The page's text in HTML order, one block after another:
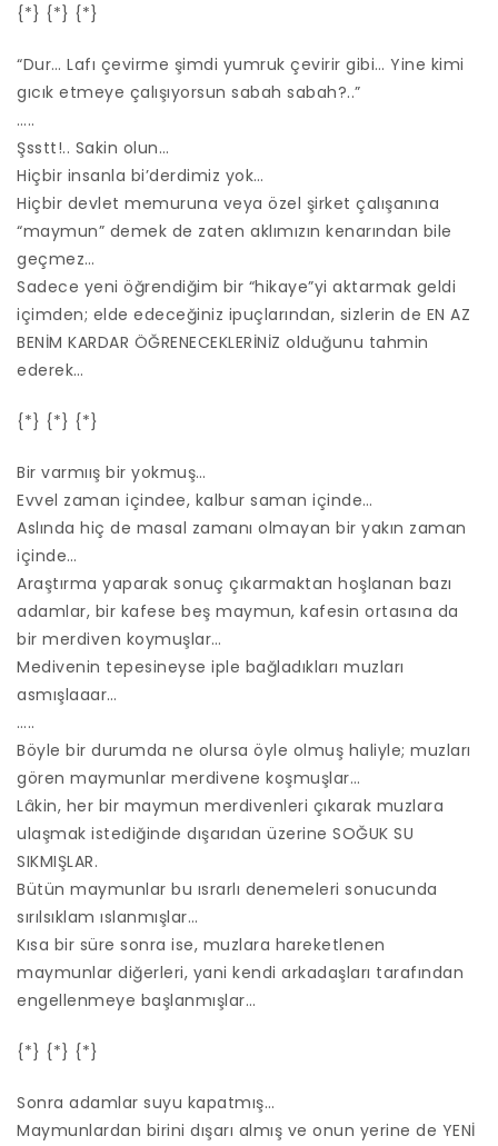
{*} {*} {*}
“Dur… Lafı çevirme şimdi yumruk çevirir gibi… Yine kimi
gıcık etmeye çalışıyorsun sabah sabah?..”
…..
Şsstt!.. Sakin olun…
Hiçbir insanla bi’derdimiz yok…
Hiçbir devlet memuruna veya özel şirket çalışanına
“maymun” demek de zaten aklımızın kenarından bile
geçmez…
Sadece yeni öğrendiğim bir “hikaye”yi aktarmak geldi
içimden; elde edeceğiniz ipuçlarından, sizlerin de EN AZ
BENİM KARDAR ÖĞRENECEKLERİNİZ olduğunu tahmin
ederek…
{*} {*} {*}
Bir varmıış bir yokmuş…
Evvel zaman içindee, kalbur saman içinde…
Aslında hiç de masal zamanı olmayan bir yakın zaman
içinde…
Araştırma yaparak sonuç çıkarmaktan hoşlanan bazı
adamlar, bir kafese beş maymun, kafesin ortasına da
bir merdiven koymuşlar…
Medivenin tepesineyse iple bağladıkları muzları
asmışlaaar…
…..
Böyle bir durumda ne olursa öyle olmuş haliyle; muzları
gören maymunlar merdivene koşmuşlar…
Lâkin, her bir maymun merdivenleri çıkarak muzlara
ulaşmak istediğinde dışarıdan üzerine SOĞUK SU
SIKMIŞLAR.
Bütün maymunlar bu ısrarlı denemeleri sonucunda
sırılsıklam ıslanmışlar…
Kısa bir süre sonra ise, muzlara hareketlenen
maymunlar diğerleri, yani kendi arkadaşları tarafından
engellenmeye başlanmışlar…
{*} {*} {*}
Sonra adamlar suyu kapatmış…
Maymunlardan birini dışarı almış ve onun yerine de YENİ